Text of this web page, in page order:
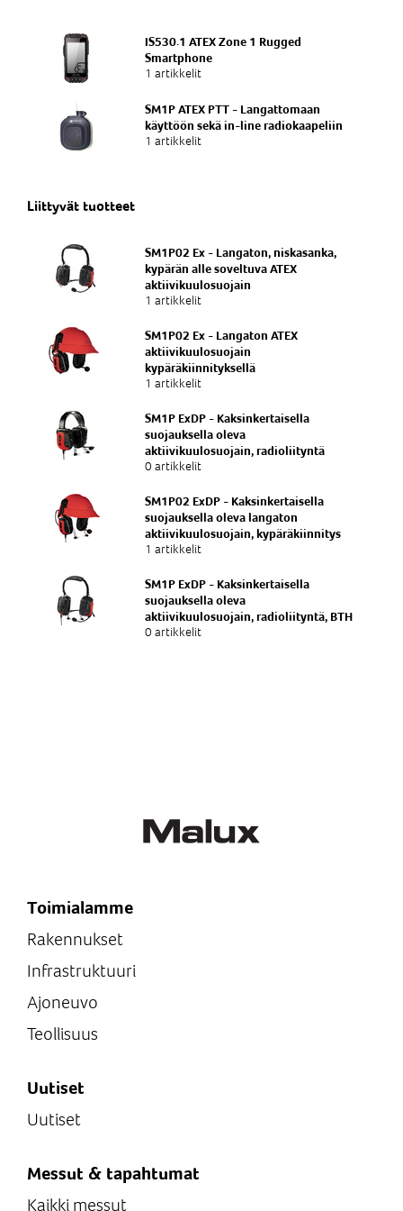
IS530.1 ATEX Zone 1 Rugged
Smartphone
1 artikkelit
SM1P ATEX PTT - Langattomaan
käyttöön sekä in-line radiokaapeliin
1 artikkelit
Liittyvät tuotteet
SM1P02 Ex - Langaton, niskasanka,
kypärän alle soveltuva ATEX
aktiivikuulosuojain
1 artikkelit
SM1P02 Ex - Langaton ATEX
aktiivikuulosuojain
kypäräkiinnityksellä
1 artikkelit
SM1P ExDP - Kaksinkertaisella
suojauksella oleva
aktiivikuulosuojain, radioliityntä
0 artikkelit
SM1P02 ExDP - Kaksinkertaisella
suojauksella oleva langaton
aktiivikuulosuojain, kypäräkiinnitys
1 artikkelit
SM1P ExDP - Kaksinkertaisella
suojauksella oleva
aktiivikuulosuojain, radioliityntä, BTH
0 artikkelit
Toimialamme
Rakennukset
Infrastruktuuri
Ajoneuvo
Teollisuus
Uutiset
Uutiset
Messut & tapahtumat
Kaikki messut